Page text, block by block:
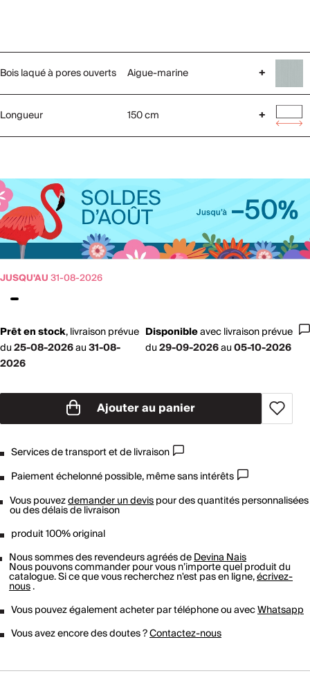
Bois laqué à pores ouverts Aigue-marine +
Longueur 150 cm +
JUSQU'AU31-08-2026
Prêt en stock,livraison prévue
du25-08-2026au31-08-
2026
Disponibleaveclivraison prévue
du29-09-2026au05-10-2026
Ajouter au panier
Services de transport et de livraison
Paiement échelonné possible, même sans intérêts
Vous pouvezdemander un devispour des quantités personnalisées
ou des délais de livraison
produit 100% original
Nous sommes des revendeurs agréés deDevina Nais
Nous pouvons commander pour vous n’importe quel produit du
catalogue. Si ce que vous recherchez n'est pas en ligne,écrivez-
nous.
Vous pouvez également acheter par téléphone ou avecWhatsapp
Vous avez encore des doutes ?Contactez-nous